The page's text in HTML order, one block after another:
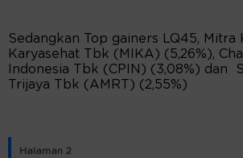
Sedangkan Top gainers LQ45, Mitra
Karyasehat Tbk (MIKA) (5,26%),
Indonesia Tbk (CPIN) (3,08%) dan
Trijaya Tbk (AMRT) (2,55%)
Halaman 2